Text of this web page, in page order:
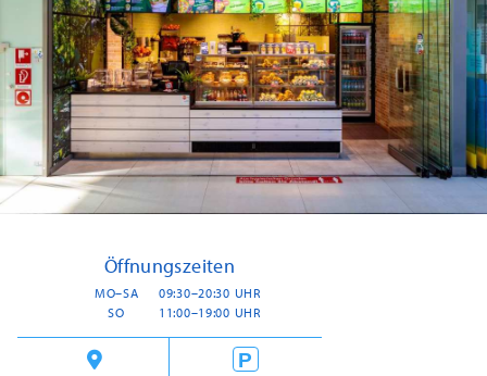
Öffnungszeiten
MO–SA
09:30–20:30 UHR
SO
11:00–19:00 UHR